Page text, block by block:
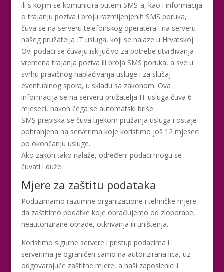
ili s kojim se komunicira putem SMS-a, kao i informacija
o trajanju poziva i broju razmijenjenih SMS poruka,
čuva se na serveru telefonskog operatera i na serveru
našeg pružatelja IT usluga, koji se nalaze u Hrvatskoj.
Ovi podaci se čuvaju isključivo za potrebe utvrđivanja
vremena trajanja poziva ili broja SMS poruka, a sve u
svrhu pravičnog naplaćivanja usluge i za slučaj
eventualnog spora, u skladu sa zakonom. Ova
informacija se na serveru pružatelja IT usluga čuva 6
mjeseci, nakon čega se automatski briše.
SMS prepiska se čuva tijekom pružanja usluga i ostaje
pohranjena na serverima koje koristimo još 12 mjeseci
po okončanju usluge.
Ako zakon tako nalaže, određeni podaci mogu se
čuvati i duže.
Mjere za zaštitu podataka
Poduzimamo razumne organizacione i tehničke mjere
da zaštitimo podatke koje obrađujemo od zloporabe,
neautorizirane obrade, otkrivanja ili uništenja.
Koristimo sigurne servere i pristup podacima i
serverima je ograničen samo na autorizirana lica, uz
odgovarajuće zaštitne mjere, a naši zaposlenici i